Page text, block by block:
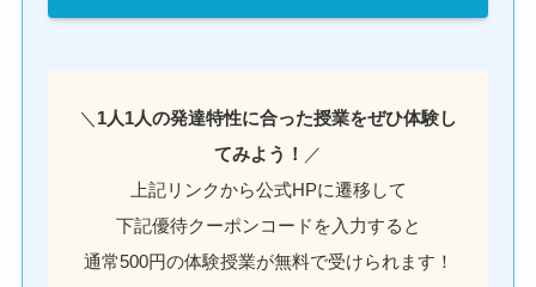
＼ 1人1人の発達特性に合った授業をぜひ体験し
てみよう！ ／
上記リンクから公式HPに遷移して
下記優待クーポンコードを入力すると
通常500円の体験授業が無料で受けられます！